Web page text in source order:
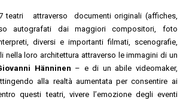
teatri attraverso documenti originali (affiches,
autografati dai maggiori compositori, foto
diversi e importanti filmati, scenografie,
nella loro architettura attraverso le immagini di un
Hänninen – e di un abile videomaker,
alla realtà aumentata per consentire ai
questi teatri, vivere l’emozione degli eventi